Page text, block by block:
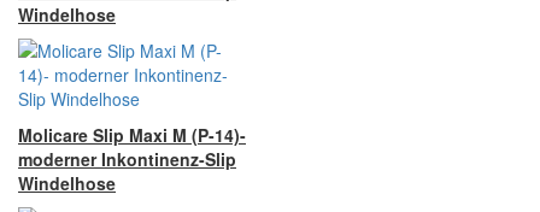
Windelhose
Molicare Slip Maxi M (P-14)-
moderner Inkontinenz-Slip
Windelhose